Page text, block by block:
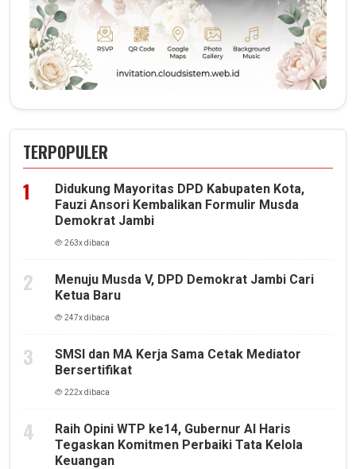
TERPOPULER
Didukung Mayoritas DPD Kabupaten Kota,
Fauzi Ansori Kembalikan Formulir Musda
Demokrat Jambi
263x dibaca
Menuju Musda V, DPD Demokrat Jambi Cari
Ketua Baru
247x dibaca
SMSI dan MA Kerja Sama Cetak Mediator
Bersertifikat
222x dibaca
Raih Opini WTP ke14, Gubernur Al Haris
Tegaskan Komitmen Perbaiki Tata Kelola
Keuangan